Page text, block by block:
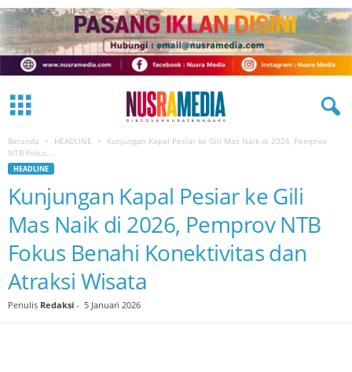
Beranda HEADLINE
Kunjungan Kapal Pesiar ke Gili Mas Naik di 2026, Pemprov
NTB Fokus...
HEADLINE
Kunjungan Kapal Pesiar ke Gili
Mas Naik di 2026, Pemprov NTB
Fokus Benahi Konektivitas dan
Atraksi Wisata
Penulis Redaksi - 5 Januari 2026